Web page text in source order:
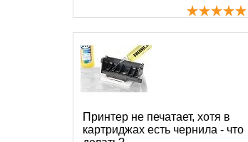
Принтер не печатает, хотя в
картриджах есть чернила - что